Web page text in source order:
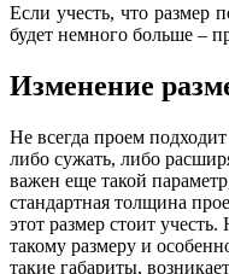
Если учесть, что размер
будет немного больше –
Изменение
Не всегда проем
либо сужать, либо
важен еще такой
стандартная толщина
этот размер стоит
такому размеру и
такие габариты,